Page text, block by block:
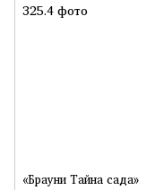
«Брауни Тайна сада»